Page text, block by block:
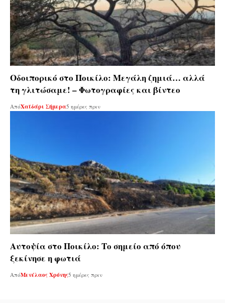
Οδοιπορικό στο Ποικίλο: Μεγάλη ζημιά… αλλά
τη γλιτώσαμε! – Φωτογραφίες και βίντεο
ΑπόΧαϊδάρι Σήμερα5 ημέρες πριν
Αυτοψία στο Ποικίλο: Το σημείο από όπου
ξεκίνησε η φωτιά
ΑπόΜενέλαος Χρόνης5 ημέρες πριν